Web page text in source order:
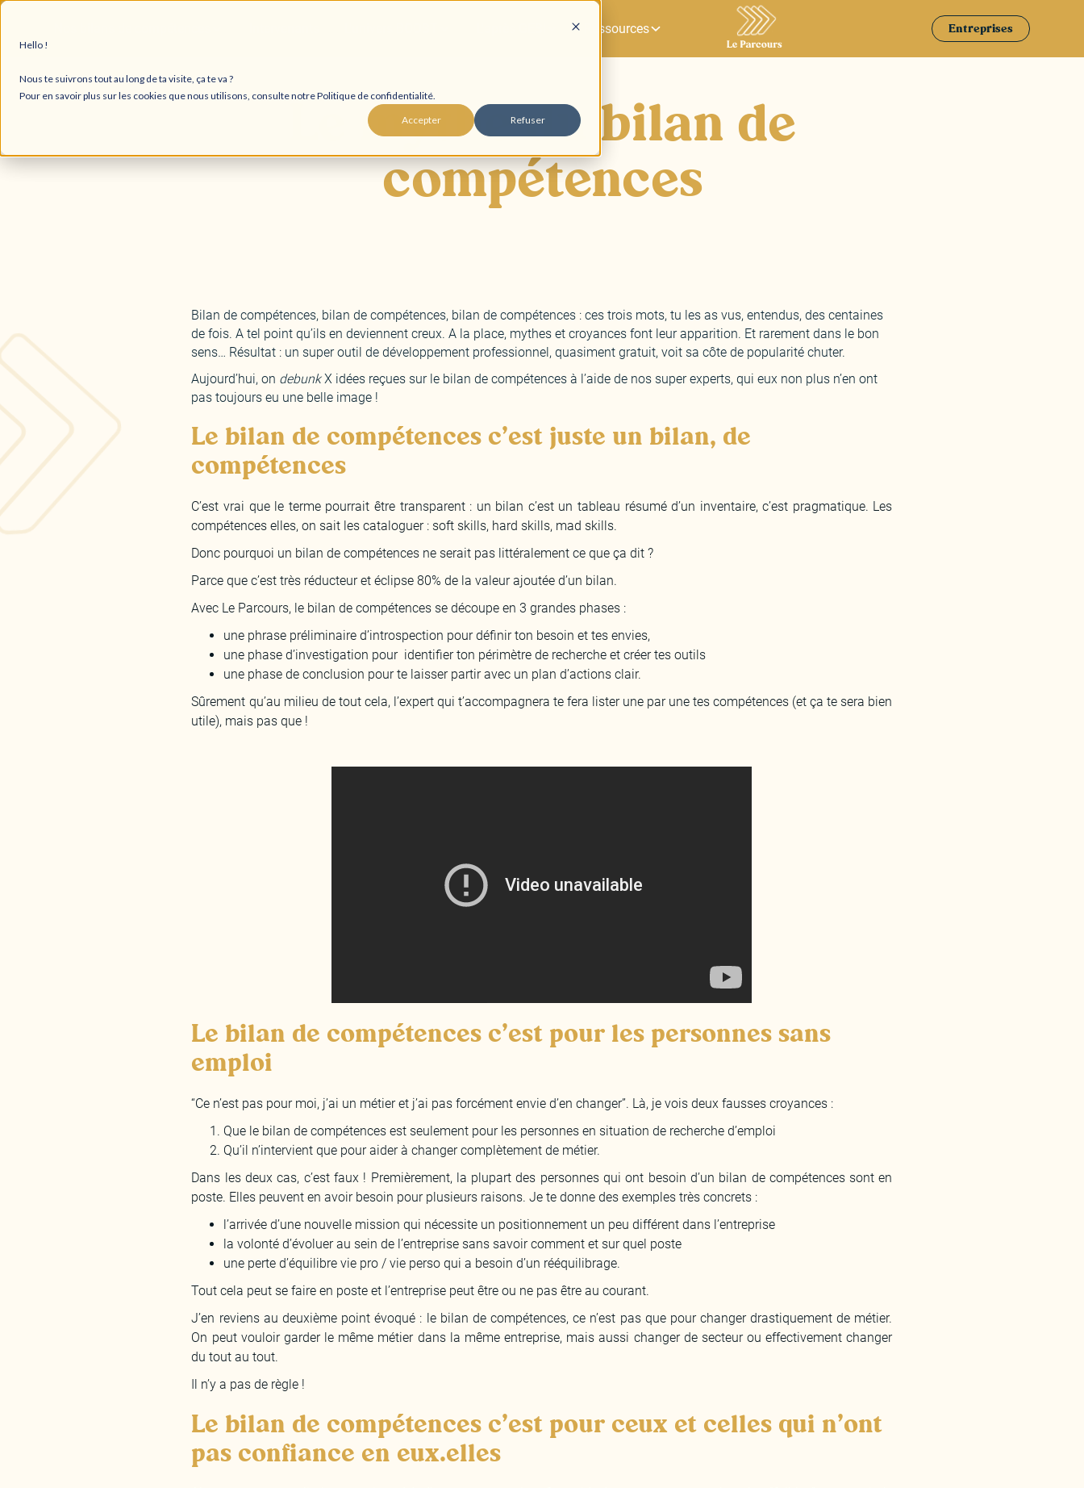
Hello !
Nous te suivrons tout au long de ta visite, ça te va ?
Pour en savoir plus sur les cookies que nous utilisons, consulte notre Politique de confidentialité.
Accepter Refuser
Ressources Entreprises
Le mythe du bilan de
compétences
Bilan de compétences, bilan de compétences, bilan de compétences : ces trois mots, tu les as vus, entendus, des centaines
de fois. A tel point qu’ils en deviennent creux. A la place, mythes et croyances font leur apparition. Et rarement dans le bon
sens… Résultat : un super outil de développement professionnel, quasiment gratuit, voit sa côte de popularité chuter.
Aujourd’hui, on debunkX idées reçues sur le bilan de compétences à l’aide de nos super experts, qui eux non plus n’en ont
pas toujours eu une belle image !
Le bilan de compétences c’est juste un bilan, de
compétences
C’est vrai que le terme pourrait être transparent : un bilan c’est un tableau résumé d’un inventaire, c’est pragmatique. Les
compétences elles, on sait les cataloguer : soft skills, hard skills, mad skills.
Donc pourquoi un bilan de compétences ne serait pas littéralement ce que ça dit ?
Parce que c’est très réducteur et éclipse 80% de la valeur ajoutée d’un bilan.
Avec Le Parcours, le bilan de compétences se découpe en 3 grandes phases :
une phrase préliminaire d’introspection pour définir ton besoin et tes envies,
une phase d’investigation pour identifier ton périmètre de recherche et créer tes outils
une phase de conclusion pour te laisser partir avec un plan d’actions clair.
Sûrement qu’au milieu de tout cela, l’expert qui t’accompagnera te fera lister une par une tes compétences (et ça te sera bien
utile), mais pas que !
Le bilan de compétences c’est pour les personnes sans
emploi
“Ce n’est pas pour moi, j’ai un métier et j’ai pas forcément envie d’en changer”. Là, je vois deux fausses croyances :
Que le bilan de compétences est seulement pour les personnes en situation de recherche d’emploi
Qu’il n’intervient que pour aider à changer complètement de métier.
Dans les deux cas, c’est faux ! Premièrement, la plupart des personnes qui ont besoin d’un bilan de compétences sont en
poste. Elles peuvent en avoir besoin pour plusieurs raisons. Je te donne des exemples très concrets :
l’arrivée d’une nouvelle mission qui nécessite un positionnement un peu différent dans l’entreprise
la volonté d’évoluer au sein de l’entreprise sans savoir comment et sur quel poste
une perte d’équilibre vie pro / vie perso qui a besoin d’un rééquilibrage.
Tout cela peut se faire en poste et l’entreprise peut être ou ne pas être au courant.
J’en reviens au deuxième point évoqué : le bilan de compétences, ce n’est pas que pour changer drastiquement de métier.
On peut vouloir garder le même métier dans la même entreprise, mais aussi changer de secteur ou effectivement changer
du tout au tout.
Il n’y a pas de règle !
Le bilan de compétences c’est pour ceux et celles qui n’ont
pas confiance en eux.elles